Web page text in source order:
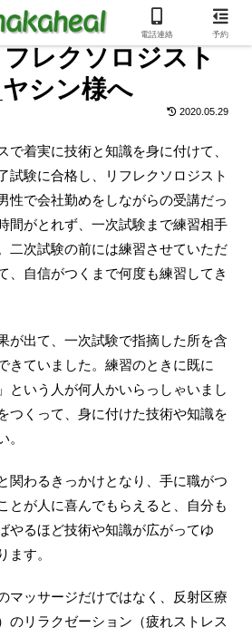
レクソロジスト
シン様へ
2020.05.29
で着実に技術と知識を身に付けて、
試験に合格し、リフレクソロジスト
性で会社勤めをしながらの受講だっ
間がとれず、一次試験まで練習相手
二次試験の前には練習させていただ
、自信がつくまで何度も練習してき
が出て、一次試験で指摘した所を含
きていました。練習のときに既に
という人が何人かいらっしゃいまし
つくって、身に付けた技術や知識を
。
関わるきっかけとなり、手に職がつ
とが人に喜んでもらえると、自分も
やるほど技術や知識が広がってゆ
ます。
マッサージだけではなく、反射区療
のリラクゼーション（疲れストレス
電話連絡 予約